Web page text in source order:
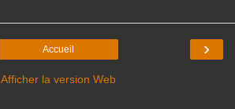
›
Accueil
Afficher la version Web